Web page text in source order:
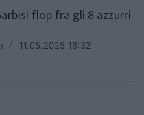
flop fra gli 8 azzurri
/ 11.05.2025 16:32